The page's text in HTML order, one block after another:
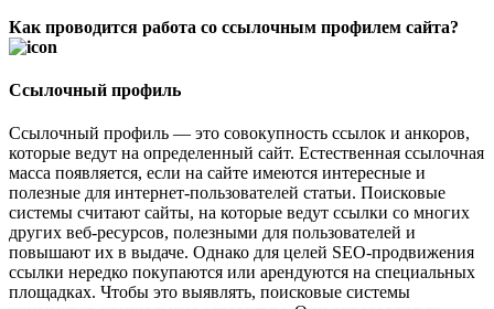
Как проводится работа со ссылочным профилем сайта?
Ссылочный профиль
Ссылочный профиль — это совокупность ссылок и анкоров,
которые ведут на определенный сайт. Естественная ссылочная
масса появляется, если на сайте имеются интересные и
полезные для интернет-пользователей статьи. Поисковые
системы считают сайты, на которые ведут ссылки со многих
других веб-ресурсов, полезными для пользователей и
повышают их в выдаче. Однако для целей SEO-продвижения
ссылки нередко покупаются или арендуются на специальных
площадках. Чтобы это выявлять, поисковые системы